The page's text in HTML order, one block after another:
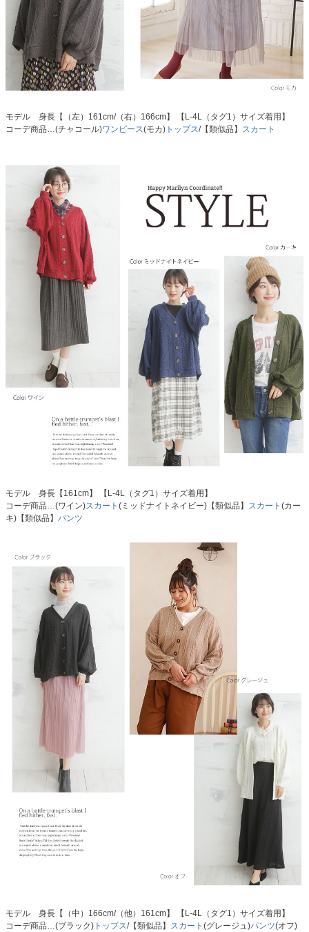
モデル 身長【（左）161cm/（右）166cm】 【L-4L（タグ1）サイズ着用】
コーデ商品…(チャコール)ワンピース(モカ) トップス/【類似品】 スカート
モデル 身長【161cm】 【L-4L（タグ1）サイズ着用】
コーデ商品…(ワイン)スカート (ミッドナイトネイビー)【類似品】 スカート (カー
キ)【類似品】 パンツ
モデル 身長【（中）166cm/（他）161cm】 【L-4L（タグ1）サイズ着用】
コーデ商品…(ブラック) トップス/【類似品】 スカート (グレージュ)パンツ(オフ)